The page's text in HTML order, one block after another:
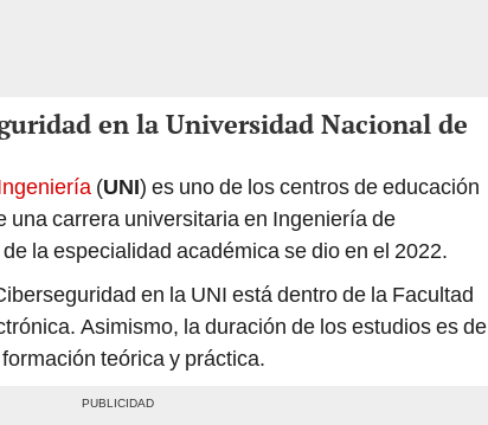
en la Universidad Nacional de
(UNI) es uno de los centros de educación
una carrera universitaria en Ingeniería de
la especialidad académica se dio en el 2022.
en la UNI está dentro de la Facultad
Asimismo, la duración de los estudios es de
teórica y práctica.